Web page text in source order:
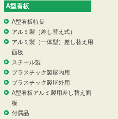
A型看板
A型看板特長
アルミ製（差し替え式）
アルミ製（一体型）差し替え用
面板
スチール製
プラスチック製屋内用
プラスチック製屋外用
A型看板アルミ製用差し替え面
板
付属品